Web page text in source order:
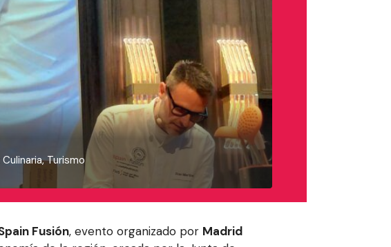
Culinaria,Turismo
Fusión, evento organizado por Madrid